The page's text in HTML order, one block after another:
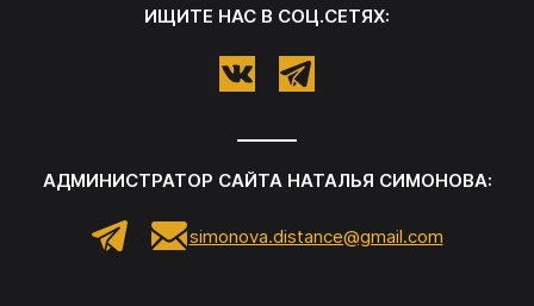
ИЩИТЕ НАС В СОЦ.СЕТЯХ:
АДМИНИСТРАТОР САЙТА НАТАЛЬЯ СИМОНОВА:
simonova.distance@gmail.com